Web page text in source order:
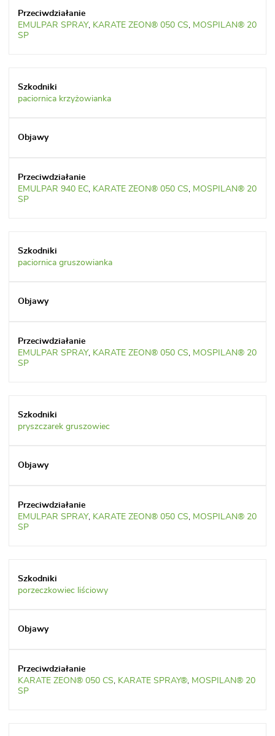
EMULPAR SPRAY, KARATE ZEON® 050 CS, MOSPILAN® 20
SP
paciornica krzyżowianka
EMULPAR 940 EC, KARATE ZEON® 050 CS, MOSPILAN® 20
SP
paciornica gruszowianka
EMULPAR SPRAY, KARATE ZEON® 050 CS, MOSPILAN® 20
SP
pryszczarek gruszowiec
EMULPAR SPRAY, KARATE ZEON® 050 CS, MOSPILAN® 20
SP
porzeczkowiec liściowy
KARATE ZEON® 050 CS, KARATE SPRAY®, MOSPILAN® 20
SP